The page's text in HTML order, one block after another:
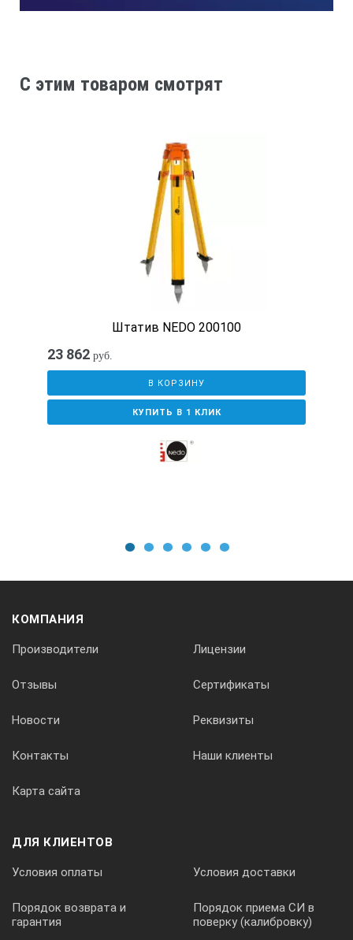
Точность пузырьковых уровней
C этим товаром смотрят
Штатив NEDO 200100
23 862 руб.
В КОРЗИНУ
КУПИТЬ В 1 КЛИК
КОМПАНИЯ
Производители Лицензии
Отзывы Сертификаты
Новости Реквизиты
Контакты Наши клиенты
Карта сайта
ДЛЯ КЛИЕНТОВ
Условия оплаты Условия доставки
Порядок возврата и
гарантия
Порядок приема СИ в
поверку (калибровку)